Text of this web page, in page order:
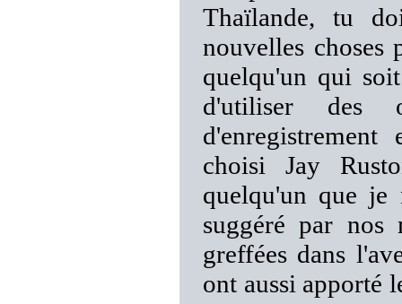
Thaïlande, tu
nouvelles choses
quelqu'un qui
d'utiliser des
choisi Jay
quelqu'un que je
suggéré par nos
greffées dans
ont aussi apporté